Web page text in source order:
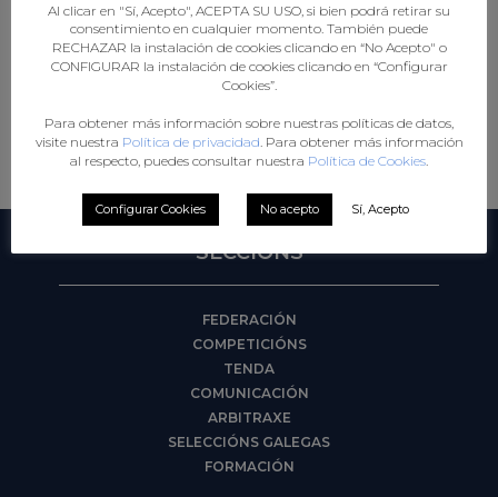
◄ 1 ... 6 7
SECCIÓNS
FEDERACIÓN
COMPETICIÓNS
TENDA
COMUNICACIÓN
ARBITRAXE
SELECCIÓNS GALEGAS
FORMACIÓN
Al clicar en "Sí, Acepto", ACEPTA SU USO, si bien podrá retirar su
consentimiento en cualquier momento. También puede
RECHAZAR la instalación de cookies clicando en “No Acepto" o
CONFIGURAR la instalación de cookies clicando en “Configurar
Cookies”.
Para obtener más información sobre nuestras políticas de datos,
visite nuestra Política de privacidad . Para obtener más información
al respecto, puedes consultar nuestra Política de Cookies
Configurar Cookies No acepto Sí, Acepto